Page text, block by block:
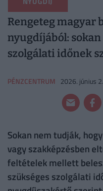
Rengeteg magyar
nyugdíjából:
szolgálati időnek
PÉNZCENTRUM 2026. június
Sokan nem tudják,
vagy szakképzésben
feltételek mellett
szükséges szolgálati